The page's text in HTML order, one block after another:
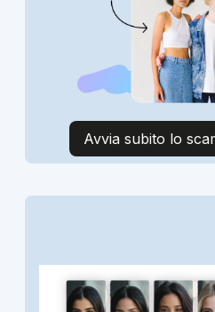
Avvia subito lo